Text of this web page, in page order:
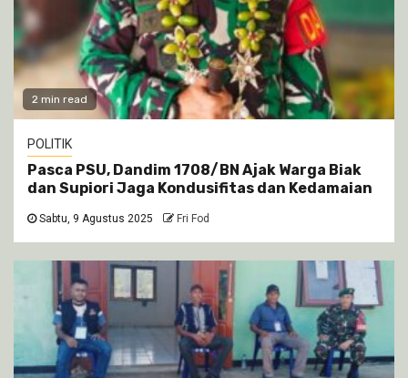
2 min read
POLITIK
Pasca PSU, Dandim 1708/BN Ajak Warga Biak
dan Supiori Jaga Kondusifitas dan Kedamaian
Sabtu, 9 Agustus 2025 Fri Fod